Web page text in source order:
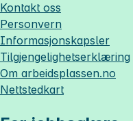
Kontakt oss
Personvern
Informasjonskapsler
Tilgjengelighetserklæring
Om arbeidsplassen.no
Nettstedkart